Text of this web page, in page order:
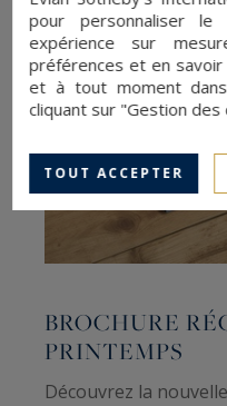
BROCHURE
PRINTEMPS
Découvrez la
pour personnaliser
expérience sur
préférences et en
et à tout moment
cliquant sur "Gestion
TOUT ACCEPTER